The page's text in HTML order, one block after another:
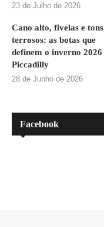
23 de Julho de 2026
Cano alto, fivelas e tons
terrosos: as botas que
definem o inverno 2026
Piccadilly
28 de Junho de 2026
Facebook